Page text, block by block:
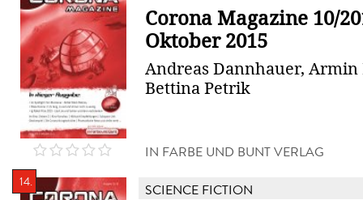
Corona Magazine 10/
Oktober 2015
Andreas Dannhauer, Armin
Bettina Petrik
IN FARBE UND BUNT VERLAG
14. SCIENCE FICTION